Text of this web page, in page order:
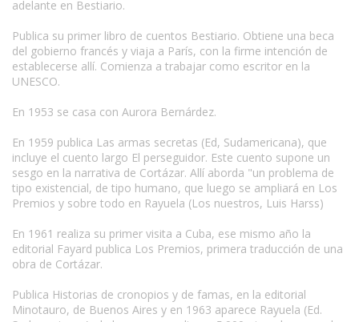
adelante en Bestiario.
Publica su primer libro de cuentos Bestiario. Obtiene una beca
del gobierno francés y viaja a París, con la firme intención de
establecerse allí. Comienza a trabajar como escritor en la
UNESCO.
En 1953 se casa con Aurora Bernárdez.
En 1959 publica Las armas secretas (Ed, Sudamericana), que
incluye el cuento largo El perseguidor. Este cuento supone un
sesgo en la narrativa de Cortázar. Allí aborda "un problema de
tipo existencial, de tipo humano, que luego se ampliará en Los
Premios y sobre todo en Rayuela (Los nuestros, Luis Harss)
En 1961 realiza su primer visita a Cuba, ese mismo año la
editorial Fayard publica Los Premios, primera traducción de una
obra de Cortázar.
Publica Historias de cronopios y de famas, en la editorial
Minotauro, de Buenos Aires y en 1963 aparece Rayuela (Ed.